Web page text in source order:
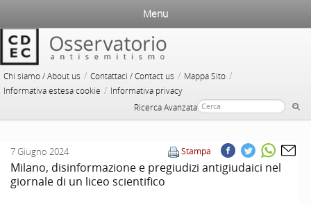
Chi siamo / About us / Contattaci / Contact us / Mappa Sito /
Informativa estesa cookie / Informativa privacy
Ricerca Avanzata
Menu
Stampa
7 Giugno 2024
Milano, disinformazione e pregiudizi antigiudaici nel
giornale di un liceo scientifico